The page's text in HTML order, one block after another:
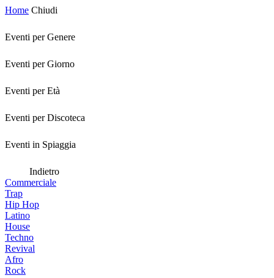
Home Chiudi
Eventi per Genere
Eventi per Giorno
Eventi per Età
Eventi per Discoteca
Eventi in Spiaggia
Indietro
Commerciale
Trap
Hip Hop
Latino
House
Techno
Revival
Afro
Rock